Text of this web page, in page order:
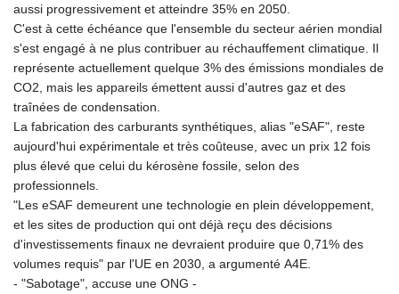
aussi progressivement et atteindre 35% en 2050.
C'est à cette échéance que l'ensemble du secteur aérien mondial
s'est engagé à ne plus contribuer au réchauffement climatique. Il
représente actuellement quelque 3% des émissions mondiales de
CO2, mais les appareils émettent aussi d'autres gaz et des
traînées de condensation.
La fabrication des carburants synthétiques, alias "eSAF", reste
aujourd'hui expérimentale et très coûteuse, avec un prix 12 fois
plus élevé que celui du kérosène fossile, selon des
professionnels.
"Les eSAF demeurent une technologie en plein développement,
et les sites de production qui ont déjà reçu des décisions
d'investissements finaux ne devraient produire que 0,71% des
volumes requis" par l'UE en 2030, a argumenté A4E.
- "Sabotage", accuse une ONG -